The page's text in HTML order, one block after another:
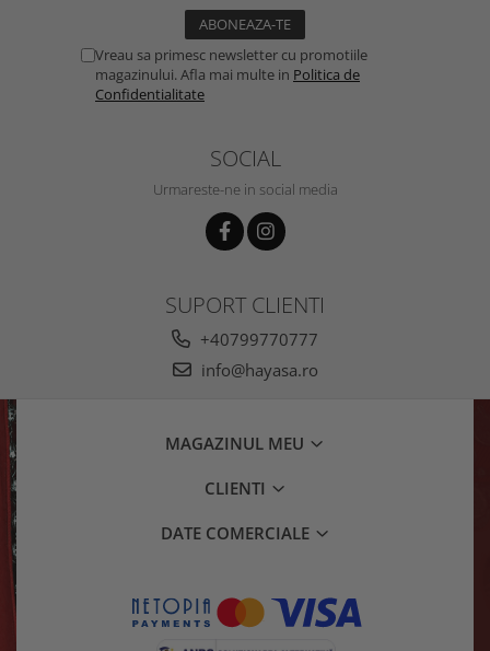
Vreau sa primesc newsletter cu promotiile
magazinului. Afla mai multe in Politica de
Confidentialitate
SOCIAL
Urmareste-ne in social media
SUPORT CLIENTI
+40799770777
info@hayasa.ro
MAGAZINUL MEU
CLIENTI
DATE COMERCIALE